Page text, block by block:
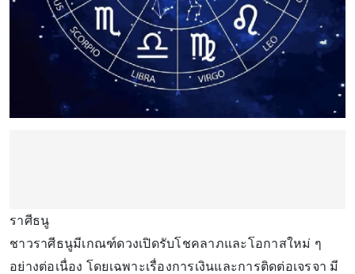
ราศีธนู
ชาวราศีธนูมีเกณฑ์ดวงเปิดรับโชคลาภและโอกาสใหม่ ๆ
อย่างต่อเนื่อง โดยเฉพาะเรื่องการเงินและการติดต่อเจรจา มี